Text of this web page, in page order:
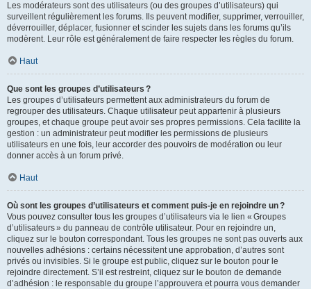
Les modérateurs sont des utilisateurs (ou des groupes d’utilisateurs) qui
surveillent régulièrement les forums. Ils peuvent modifier, supprimer, verrouiller,
déverrouiller, déplacer, fusionner et scinder les sujets dans les forums qu’ils
modèrent. Leur rôle est généralement de faire respecter les règles du forum.
Haut
Que sont les groupes d’utilisateurs ?
Les groupes d’utilisateurs permettent aux administrateurs du forum de
regrouper des utilisateurs. Chaque utilisateur peut appartenir à plusieurs
groupes, et chaque groupe peut avoir ses propres permissions. Cela facilite la
gestion : un administrateur peut modifier les permissions de plusieurs
utilisateurs en une fois, leur accorder des pouvoirs de modération ou leur
donner accès à un forum privé.
Haut
Où sont les groupes d’utilisateurs et comment puis-je en rejoindre un ?
Vous pouvez consulter tous les groupes d’utilisateurs via le lien « Groupes
d’utilisateurs » du panneau de contrôle utilisateur. Pour en rejoindre un,
cliquez sur le bouton correspondant. Tous les groupes ne sont pas ouverts aux
nouvelles adhésions : certains nécessitent une approbation, d’autres sont
privés ou invisibles. Si le groupe est public, cliquez sur le bouton pour le
rejoindre directement. S’il est restreint, cliquez sur le bouton de demande
d’adhésion : le responsable du groupe l’approuvera et pourra vous demander